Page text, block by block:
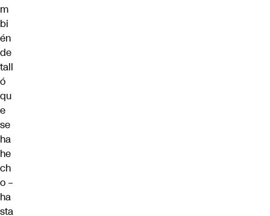
m
bi
én
de
tall
ó
qu
e
se
ha
he
ch
o –
ha
sta